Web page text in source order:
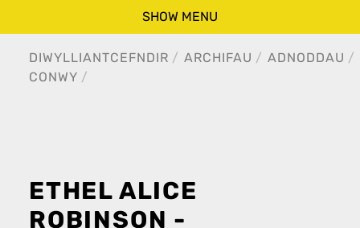
SHOW MENU
DIWYLLIANT
CONWY
CEFNDIR ARCHIFAU ADNODDAU
ETHEL ALICE
ROBINSON -